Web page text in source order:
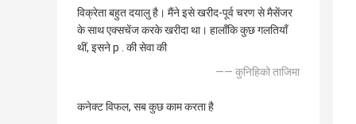
विक्रेता बहुत दयालु है। मैंने इसे खरीद-पूर्व चरण से मैसेंजर
के साथ एक्सचेंज करके खरीदा था। हालाँकि कुछ गलतियाँ
थीं, इसने p . की सेवा की
—— कुनिहिको ताजिमा
कनेक्ट विफल, सब कुछ काम करता है